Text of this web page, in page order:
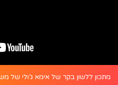
מתכון ללשון בקר של אימא ג’ולי של